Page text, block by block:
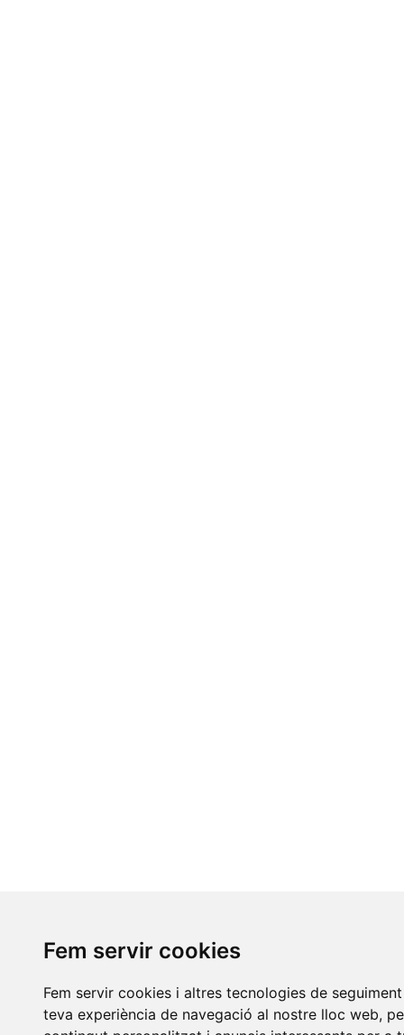
Fem servir cookies
Fem servir cookies i altres tecnologies de
teva experiència de navegació al nostre lloc web,